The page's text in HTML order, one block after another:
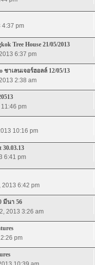
4:37 pm
Tree House 21/05/2013
6:37 pm
ชาเลนเจอร์ฮอลล์ 12/05/13
2:38 am
pm
10:16 pm
30.03.13
6:41 pm
2013 6:42 pm
มีนา 56
2013 3:26 am
pm